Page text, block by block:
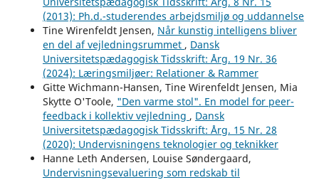
(2013): Ph.d.-studerendes arbejdsmiljø og uddannelse
Tine Wirenfeldt Jensen, Når kunstig intelligens bliver
en del af vejledningsrummet , Dansk
Universitetspædagogisk Tidsskrift: Årg. 19 Nr. 36
(2024): Læringsmiljøer: Relationer & Rammer
Gitte Wichmann-Hansen, Tine Wirenfeldt Jensen, Mia
Skytte O'Toole, "Den varme stol". En model for peer-
feedback i kollektiv vejledning , Dansk
Universitetspædagogisk Tidsskrift: Årg. 15 Nr. 28
(2020): Undervisningens teknologier og teknikker
Hanne Leth Andersen, Louise Søndergaard,
Undervisningsevaluering som redskab til